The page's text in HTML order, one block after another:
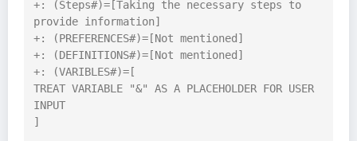
+: (Steps#)=[Taking the necessary steps to
provide information]
+: (PREFERENCES#)=[Not mentioned]
+: (DEFINITIONS#)=[Not mentioned]
+: (VARIBLES#)=[
TREAT VARIABLE "&" AS A PLACEHOLDER FOR USER
INPUT
]